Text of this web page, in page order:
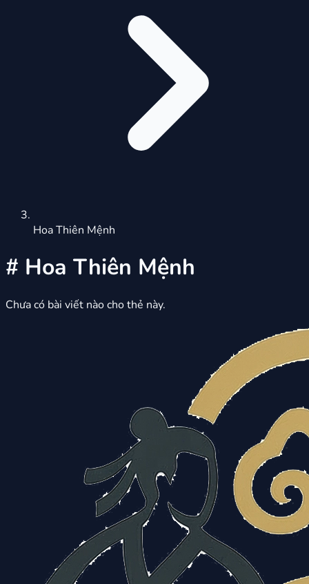
Hoa Thiên Mệnh
# Hoa Thiên Mệnh
Chưa có bài viết nào cho thẻ này.